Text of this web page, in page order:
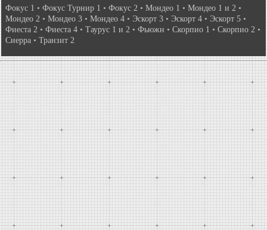
Фокус 1 • Фокус Турнир 1 • Фокус 2 • Мондео 1 • Мондео 1 и 2 •
Мондео 2 • Мондео 3 • Мондео 4 • Эскорт 3 • Эскорт 4 • Эскорт 5 •
Фиеста 2 • Фиеста 4 • Таурус 1 и 2 • Фьюжн • Скорпио 1 • Скорпио 2 •
Сиерра • Транзит 2